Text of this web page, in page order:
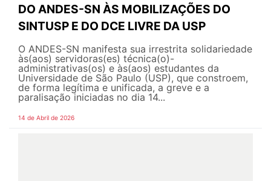
DO ANDES-SN ÀS MOBILIZAÇÕES DO
SINTUSP E DO DCE LIVRE DA USP
O ANDES-SN manifesta sua irrestrita solidariedade
às(aos) servidoras(es) técnica(o)-
administrativas(os) e às(aos) estudantes da
Universidade de São Paulo (USP), que constroem,
de forma legítima e unificada, a greve e a
paralisação iniciadas no dia 14...
14 de Abril de 2026